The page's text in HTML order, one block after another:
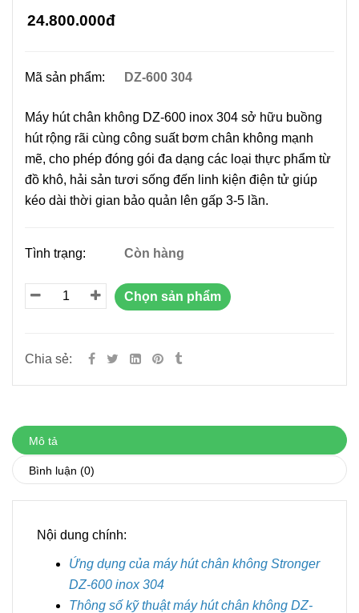
24.800.000đ
Mã sản phẩm: DZ-600 304
Máy hút chân không DZ-600 inox 304 sở hữu buồng
hút rộng rãi cùng công suất bơm chân không mạnh
mẽ, cho phép đóng gói đa dạng các loại thực phẩm từ
đồ khô, hải sản tươi sống đến linh kiện điện tử giúp
kéo dài thời gian bảo quản lên gấp 3-5 lần.
Tình trạng: Còn hàng
Chọn sản phẩm
Chia sẻ:
Mô tả
Bình luận (0)
Nội dung chính:
Ứng dụng của máy hút chân không Stronger
DZ-600 inox 304
Thông số kỹ thuật máy hút chân không DZ-